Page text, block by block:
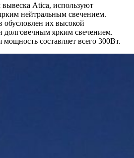
Atica, используют
нейтральным свечением.
их высокой
долговечным ярким свечением.
составляет всего 300Вт.